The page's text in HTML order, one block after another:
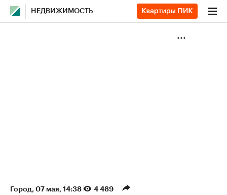
НЕДВИЖИМОСТЬ
Город⁠, 07 мая, 14:38 4 489